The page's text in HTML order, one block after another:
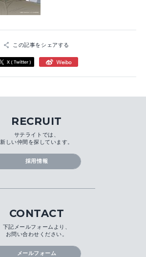
この記事をシェアする
RECRUIT
サテライトでは、
新しい仲間を探しています。
採用情報
CONTACT
下記メールフォームより、
お問い合わせください。
メールフォーム